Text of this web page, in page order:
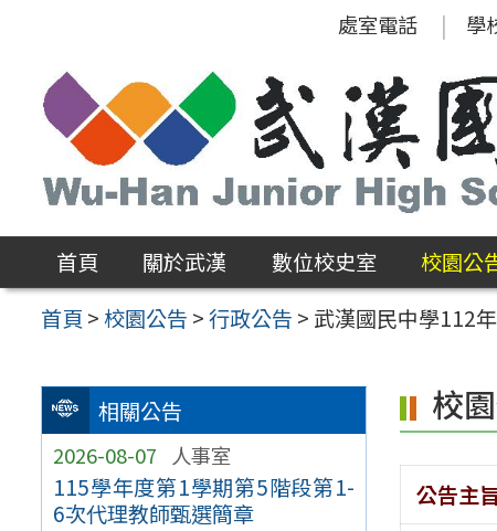
區
處室電話 學
首頁 關於武漢 數位校史室 校園公
首頁 >校園公告 >行政公告 > 武漢國民中學112
相關公告
2026-08-07 人事室
115學年度第1學期第5階段第1-
6次代理教師甄選簡章
校
公告主旨